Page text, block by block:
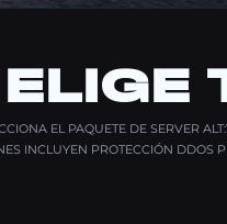
ELIGE
EL PAQUETE DE SERVER
INCLUYEN PROTECCIÓN DDOS